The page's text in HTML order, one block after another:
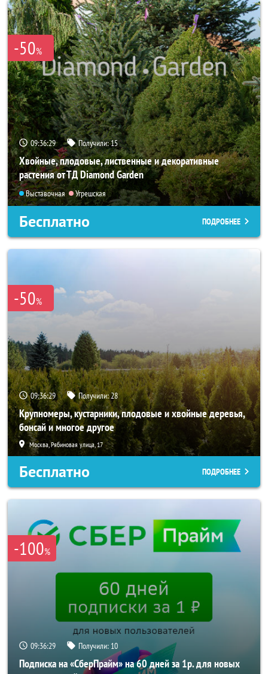
-50%
09:36:26 Получили:15
Хвойные, плодовые, лиственные и декоративные
растения от ТД Diamond Garden
Выставочная Угрешская
Бесплатно ПОДРОБНЕЕ
-50%
09:36:26 Получили:28
Крупномеры, кустарники, плодовые и хвойные деревья,
бонсай и многое другое
Москва, Рябиновая улица, 17
Бесплатно ПОДРОБНЕЕ
-100%
09:36:26 Получили: 10
Подписка на «СберПрайм» на 60 дней за 1р. для новых